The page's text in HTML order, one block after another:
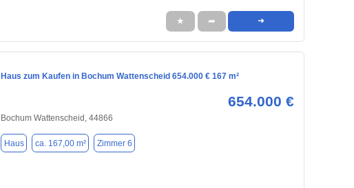
★ ➦ ➜
Haus zum Kaufen in Bochum Wattenscheid 654.000 € 167 m²
654.000 €
Bochum Wattenscheid, 44866
Haus ca. 167,00 m² Zimmer 6